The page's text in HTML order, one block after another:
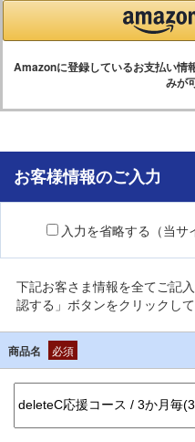
Amazonに登録しているお支払い情
みが
お客様情報のご入力
入力を省略する（当サ
下記お客さま情報を全てご記
認する」ボタンをクリックして
商品名 必須